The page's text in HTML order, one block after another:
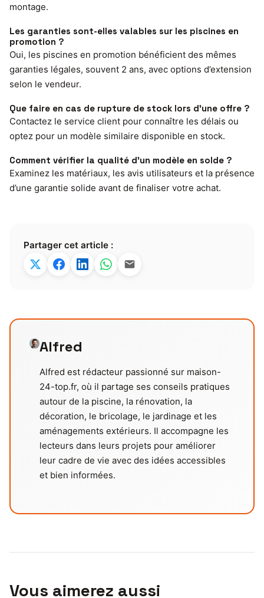
montage.
Les garanties sont-elles valables sur les piscines en
promotion ?
Oui, les piscines en promotion bénéficient des mêmes
garanties légales, souvent 2 ans, avec options d’extension
selon le vendeur.
Que faire en cas de rupture de stock lors d’une offre ?
Contactez le service client pour connaître les délais ou
optez pour un modèle similaire disponible en stock.
Comment vérifier la qualité d’un modèle en solde ?
Examinez les matériaux, les avis utilisateurs et la présence
d’une garantie solide avant de finaliser votre achat.
Partager cet article :
Alfred
Alfred est rédacteur passionné sur maison-
24-top.fr, où il partage ses conseils pratiques
autour de la piscine, la rénovation, la
décoration, le bricolage, le jardinage et les
aménagements extérieurs. Il accompagne les
lecteurs dans leurs projets pour améliorer
leur cadre de vie avec des idées accessibles
et bien informées.
Vous aimerez aussi